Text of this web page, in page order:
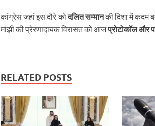
कांग्रेस जहां इस दौरे कोदलित सम्मानकी दिशा में कदम
मांझी की प्रेरणादायक विरासत को आजप्रोटोकॉल और
RELATED POSTS